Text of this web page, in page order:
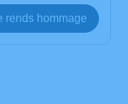
rends hommage